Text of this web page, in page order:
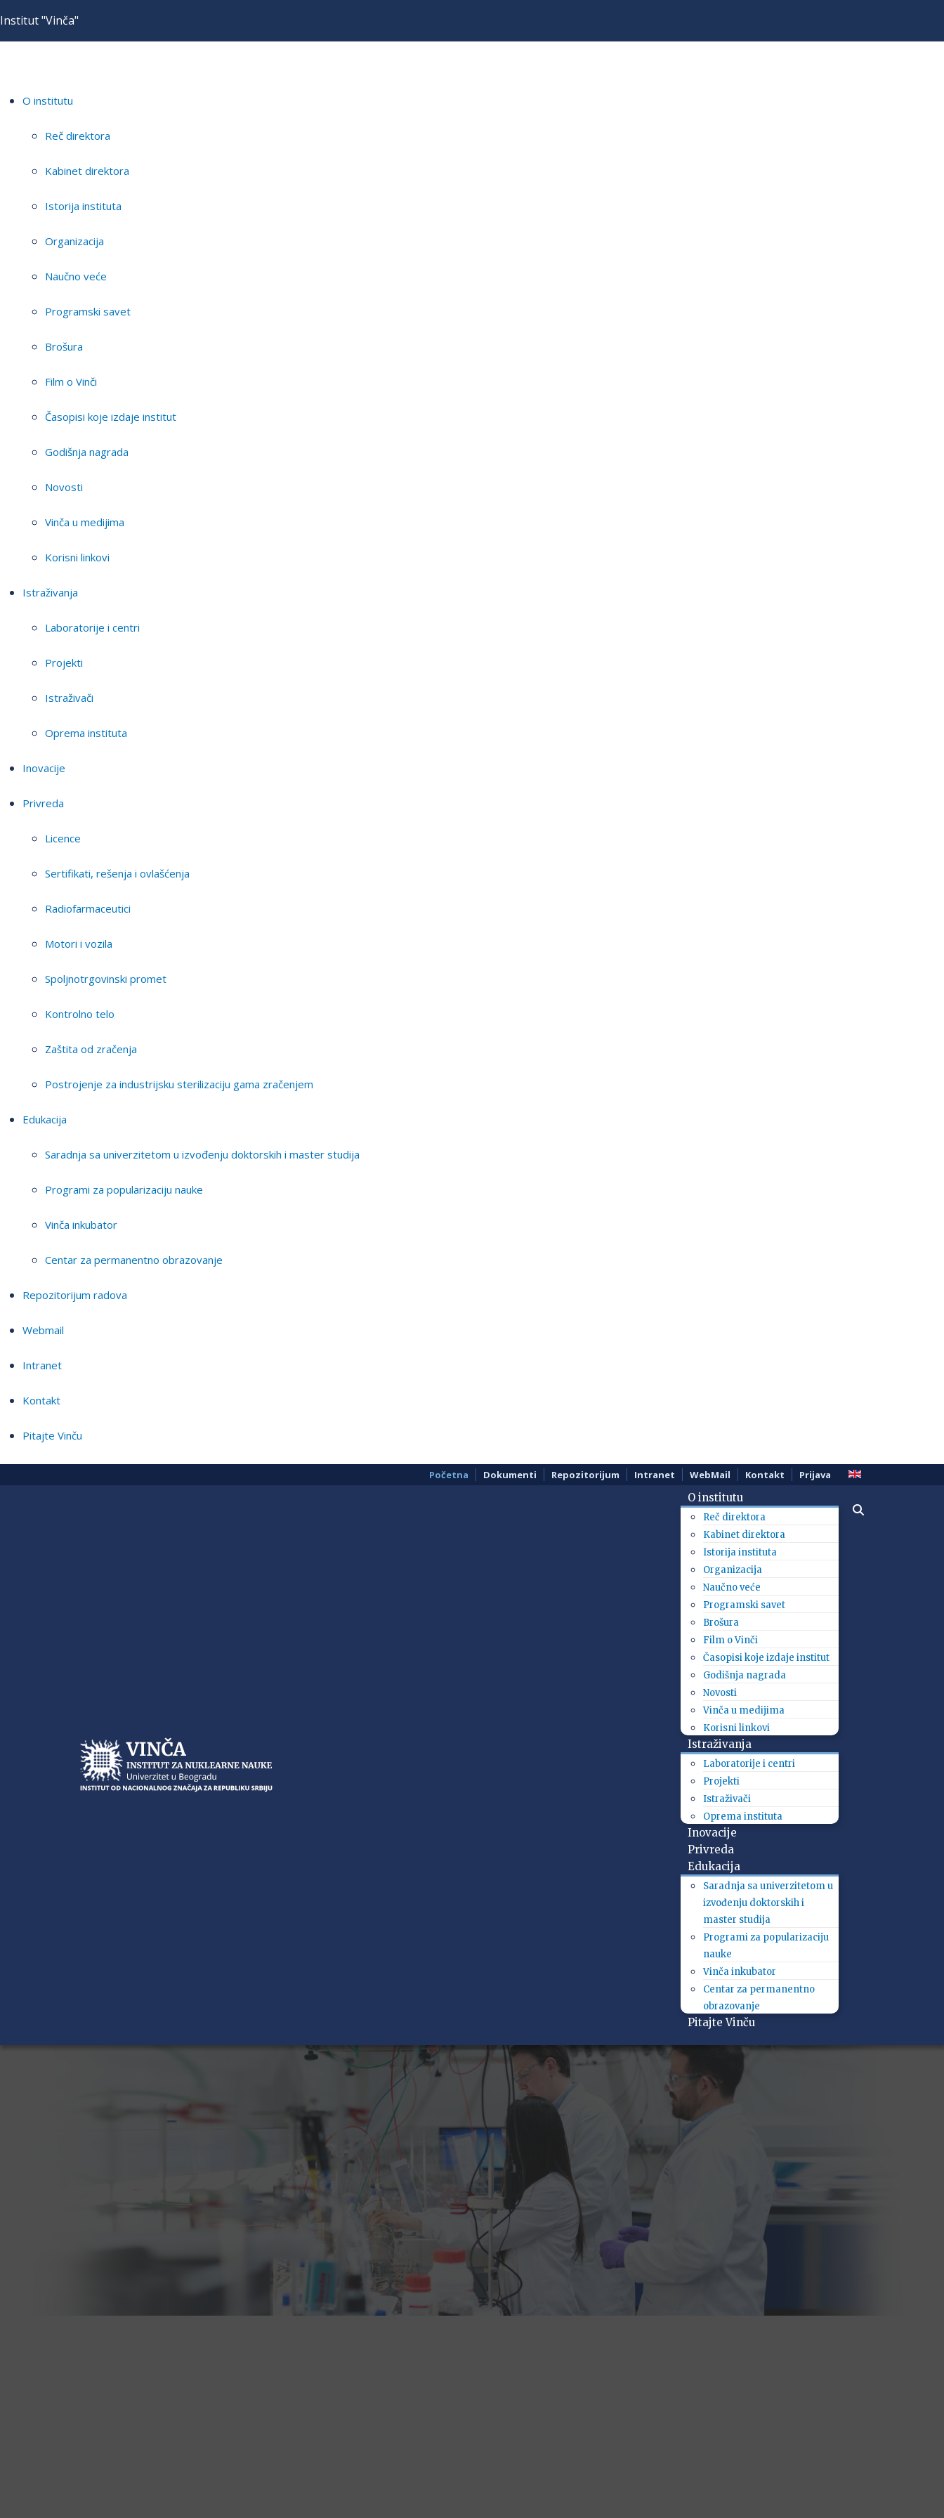
Institut "Vinča"
O institutu
Reč direktora
Kabinet direktora
Istorija instituta
Organizacija
Naučno veće
Programski savet
Brošura
Film o Vinči
Časopisi koje izdaje institut
Godišnja nagrada
Novosti
Vinča u medijima
Korisni linkovi
Istraživanja
Laboratorije i centri
Projekti
Istraživači
Oprema instituta
Inovacije
Privreda
Licence
Sertifikati, rešenja i ovlašćenja
Radiofarmaceutici
Motori i vozila
Spoljnotrgovinski promet
Kontrolno telo
Zaštita od zračenja
Postrojenje za industrijsku sterilizaciju gama zračenjem
Edukacija
Saradnja sa univerzitetom u izvođenju doktorskih i master studija
Programi za popularizaciju nauke
Vinča inkubator
Centar za permanentno obrazovanje
Repozitorijum radova
Webmail
Intranet
Kontakt
Pitajte Vinču
Početna Dokumenti Repozitorijum Intranet WebMail Kontakt Prijava
O institutu
Reč direktora
Kabinet direktora
Istorija instituta
Organizacija
Naučno veće
Programski savet
Brošura
Film o Vinči
Časopisi koje izdaje institut
Godišnja nagrada
Novosti
Vinča u medijima
Korisni linkovi
Istraživanja
Laboratorije i centri
Projekti
Istraživači
Oprema instituta
Inovacije
Privreda
Edukacija
Saradnja sa univerzitetom u
izvođenju doktorskih i
master studija
Programi za popularizaciju
nauke
Vinča inkubator
Centar za permanentno
obrazovanje
Pitajte Vinču